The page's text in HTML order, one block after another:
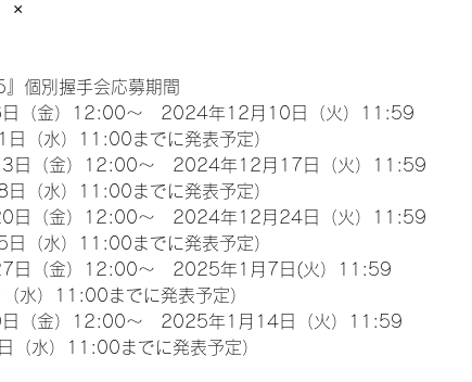
×
個別握手会応募期間
（金）12:00～　2024年12月10日（火）11:59
（水）11:00までに発表予定）
日（金）12:00～　2024年12月17日（火）11:59
（水）11:00までに発表予定）
日（金）12:00～　2024年12月24日（火）11:59
（水）11:00までに発表予定）
日（金）12:00～　2025年1月7日(火）11:59
水）11:00までに発表予定）
（金）12:00～　2025年1月14日（火）11:59
（水）11:00までに発表予定）